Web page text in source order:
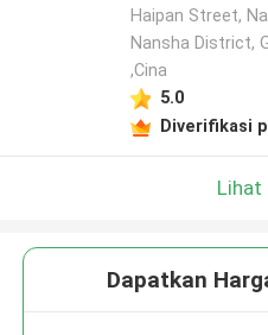
Haipan Street,
Nansha District,
,Cina
5.0
Diverifikasi
Lihat
Dapatkan